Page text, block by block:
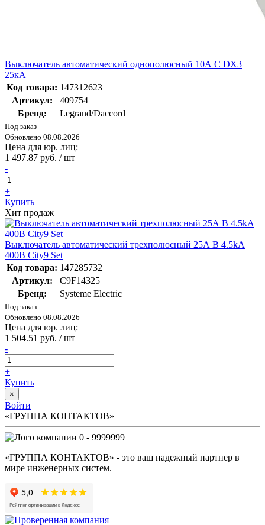
Выключатель автоматический однополюсный 10А C DX3
25кА
Код товара: 147312623
Артикул:
409754
Бренд:
Legrand/Daccord
Под заказ
Обновлено 08.08.2026
Цена для юр. лиц:
1 497.87 руб. / шт
-
+
Купить
Хит продаж
Выключатель автоматический трехполюсный 25А B 4.5kA
400В City9 Set
Код товара: 147285732
Артикул:
C9F14325
Бренд:
Systeme Electric
Под заказ
Обновлено 08.08.2026
Цена для юр. лиц:
1 504.51 руб. / шт
-
+
Купить
×
Войти
«ГРУППА КОНТАКТОВ»
0 - 9999999
«ГРУППА КОНТАКТОВ» - это ваш надежный партнер в
мире инженерных систем.